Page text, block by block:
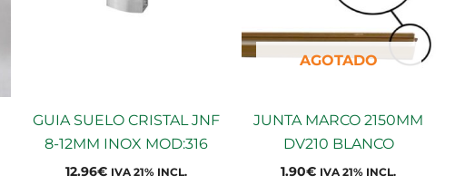
GUIA SUELO CRISTAL JNF
8-12MM INOX MOD:316
12.96€ IVA 21% INCL.
AGOTADO
JUNTA MARCO 2150MM
DV210 BLANCO
1.90€ IVA 21% INCL.